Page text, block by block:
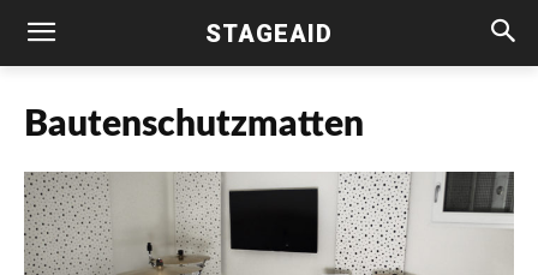
STAGEAID
Bautenschutzmatten